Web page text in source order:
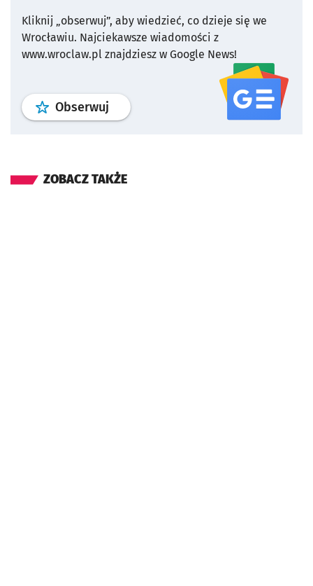
Kliknij „obserwuj”, aby wiedzieć, co dzieje się we
Wrocławiu. Najciekawsze wiadomości z
www.wroclaw.pl znajdziesz w Google News!
Obserwuj profil serwisu
ZOBACZ TAKŻE